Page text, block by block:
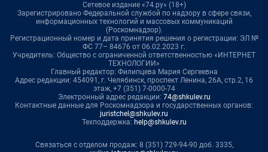
Сетевое издание «74.ру» (18+)
Зарегистрировано Федеральной службой по надзору в сфере связи,
информационных технологий и массовых коммуникаций
(Роскомнадзор).
Регистрационный номер и дата принятия решения о регистрации: ЭЛ №
ФС 77– 84676 от 06.02.2023 г.
Учредитель: Общество с ограниченной ответственностью «ИНТЕРНЕТ
ТЕХНОЛОГИИ»
Главный редактор: Филипцева Мария Сергеевна
Адрес редакции: 454091, г. Челябинск, проспект Ленина, 26А, стр.2, 16
этаж, +7 (351) 7-0000-74
Электронный адрес редакции: 74@shkulev.ru
Контактные данные для Роскомнадзора и государственных органов:
juristchel@shkulev.ru
Техподдержка: help@shkulev.ru
Связаться с отделом продаж: 8 (351) 729-94-90 доб. 3335,